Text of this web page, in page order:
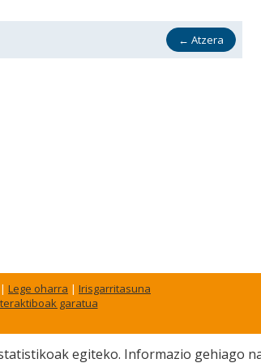
← Atzera
| Lege oharra | Irisgarritasuna
garatua
egiteko. Informazio gehiago